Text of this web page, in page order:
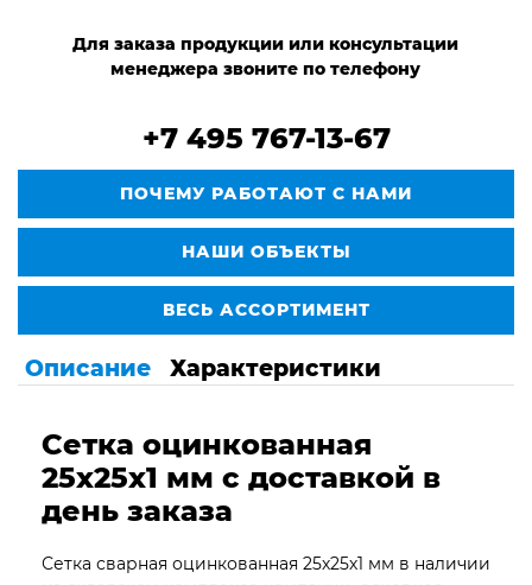
Для заказа продукции или консультации
менеджера звоните по телефону
+7 495 767-13-67
ПОЧЕМУ РАБОТАЮТ С НАМИ
НАШИ ОБЪЕКТЫ
ВЕСЬ АССОРТИМЕНТ
Описание Характеристики
Сетка оцинкованная
25х25х1 мм с доставкой в
день заказа
Сетка сварная оцинкованная 25х25х1 мм в наличии